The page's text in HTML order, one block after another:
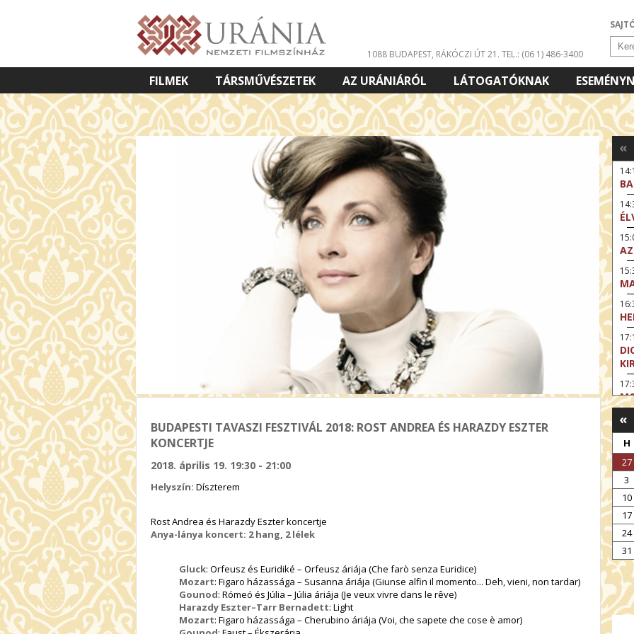
1088 BUDAPEST, RÁKÓCZI ÚT 21. TEL.: (06 1) 486-3400
FILMEK TÁRSMŰVÉSZETEK AZ URÁNIÁRÓL LÁTOGATÓKNAK
VETÍTETT KÉPES ELŐADÁSOK
BUDAPESTI TAVASZI FESZTIVÁL 2018: ROST ANDREA ÉS HARAZDY ESZTER
KONCERTJE
2018. április 19. 19:30 - 21:00
Helyszín: Díszterem
Rost Andrea és Harazdy Eszter koncertje
Anya-lánya koncert: 2 hang, 2 lélek
Gluck: Orfeusz és Euridiké – Orfeusz áriája (Che farò senza Euridice)
Mozart: Figaro házassága – Susanna áriája (Giunse alfin il momento... Deh, vieni, non tardar)
Gounod: Rómeó és Júlia – Júlia áriája (Je veux vivre dans le rêve)
Harazdy Eszter–Tarr Bernadett: Light
Mozart: Figaro házassága – Cherubino áriája (Voi, che sapete che cose è amor)
«
A
«
H
27
3
10
17
24
31